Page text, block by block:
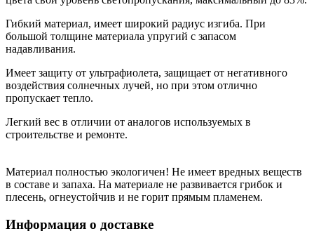
Гибкий материал, имеет широкий радиус изгиба. При
большой толщине материала упругий с запасом
надавливания.
Имеет защиту от ультрафиолета, защищает от негативного
воздействия солнечных лучей, но при этом отлично
пропускает тепло.
Легкий вес в отличии от аналогов используемых в
строительстве и ремонте.
Материал полностью экологичен! Не имеет вредных веществ
в составе и запаха. На материале не развивается грибок и
плесень, огнеустойчив и не горит прямым пламенем.
Информация о доставке